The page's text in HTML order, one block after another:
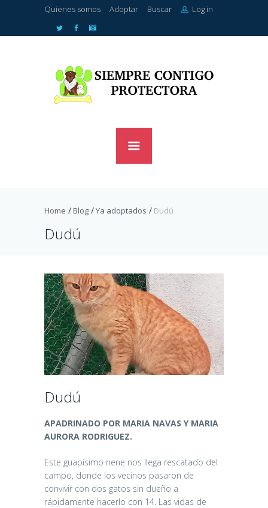
Quienes somos Adoptar Buscar Log in
Home Blog Ya adoptados Dudú
Dudú
Dudú
APADRINADO POR MARIA NAVAS Y MARIA
AURORA RODRIGUEZ.
Este guapísimo nene nos llega rescatado del
campo, donde los vecinos pasaron de
convivir con dos gatos sin dueño a
rápidamente hacerlo con 14. Las vidas de